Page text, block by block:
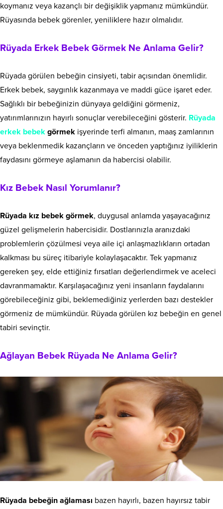
koymanız veya kazançlı bir değişiklik yapmanız mümkündür.
Rüyasında bebek görenler, yeniliklere hazır olmalıdır.
Rüyada Erkek Bebek Görmek Ne Anlama Gelir?
Rüyada görülen bebeğin cinsiyeti, tabir açısından önemlidir.
Erkek bebek, saygınlık kazanmaya ve maddi güce işaret eder.
Sağlıklı bir bebeğinizin dünyaya geldiğini görmeniz,
yatırımlarınızın hayırlı sonuçlar verebileceğini gösterir. Rüyada
erkek bebek görmek işyerinde terfi almanın, maaş zamlarının
veya beklenmedik kazançların ve önceden yaptığınız iyiliklerin
faydasını görmeye aşlamanın da habercisi olabilir.
Kız Bebek Nasıl Yorumlanır?
Rüyada kız bebek görmek, duygusal anlamda yaşayacağınız
güzel gelişmelerin habercisidir. Dostlarınızla aranızdaki
problemlerin çözülmesi veya aile içi anlaşmazlıkların ortadan
kalkması bu süreç itibariyle kolaylaşacaktır. Tek yapmanız
gereken şey, elde ettiğiniz fırsatları değerlendirmek ve aceleci
davranmamaktır. Karşılaşacağınız yeni insanların faydalarını
görebileceğiniz gibi, beklemediğiniz yerlerden bazı destekler
görmeniz de mümkündür. Rüyada görülen kız bebeğin en genel
tabiri sevinçtir.
Ağlayan Bebek Rüyada Ne Anlama Gelir?
Rüyada bebeğin ağlaması bazen hayırlı, bazen hayırsız tabir